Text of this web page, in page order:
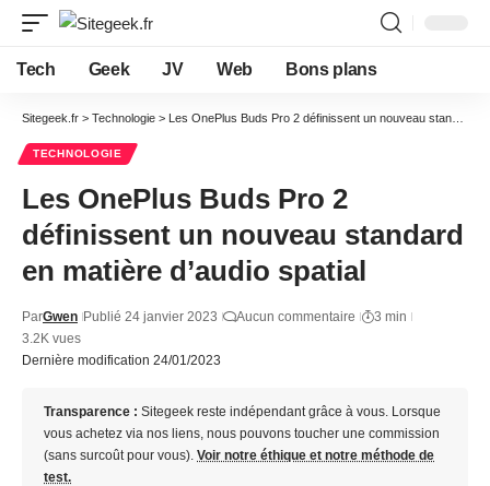
Tech Geek JV Web Bons plans
Sitegeek.fr > Technologie > Les OnePlus Buds Pro 2 définissent un nouveau standard en matière d’audio spatial
TECHNOLOGIE
Les OnePlus Buds Pro 2
définissent un nouveau standard
en matière d’audio spatial
Dernière modification 24/01/2023
ParGwen Publié 24 janvier 2023 Aucun commentaire
3 min
3.2K vues
Transparence : Sitegeek reste indépendant grâce à vous. Lorsque
vous achetez via nos liens, nous pouvons toucher une commission
(sans surcoût pour vous). Voir notre éthique et notre méthode de
test.